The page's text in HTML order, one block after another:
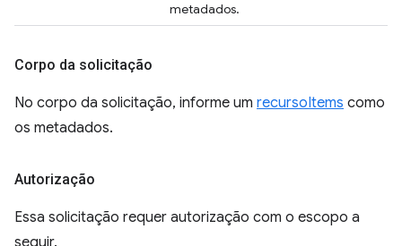
metadados.
Corpo da solicitação
No corpo da solicitação, informe um recursoItems como
os metadados.
Autorização
Essa solicitação requer autorização com o escopo a
seguir.